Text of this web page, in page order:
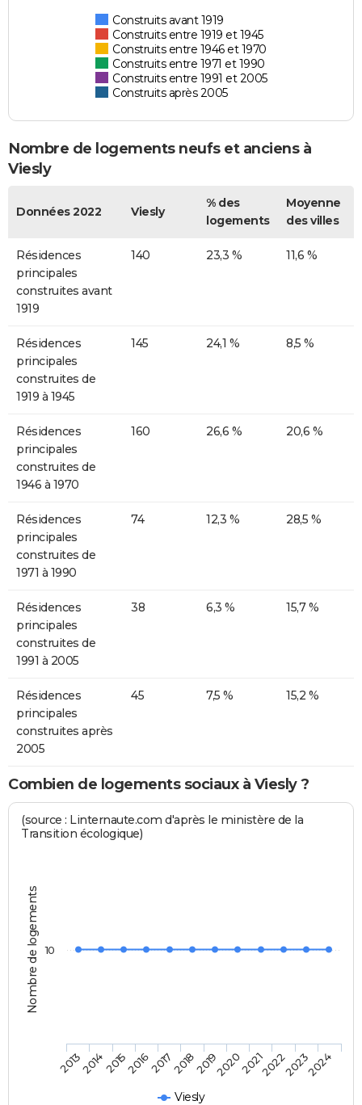
Construits avant 1919
Construits entre 1919 et 1945
Construits entre 1946 et 1970
Construits entre 1971 et 1990
Construits entre 1991 et 2005
Construits après 2005
Nombre de logements neufs et anciens à
Viesly
Données 2022 Viesly
% des
logements
Moyenne
des villes
Résidences
principales
construites avant
1919
140 23,3 % 11,6 %
Résidences
principales
construites de
1919 à 1945
145 24,1 % 8,5 %
Résidences
principales
construites de
1946 à 1970
160 26,6 % 20,6 %
Résidences
principales
construites de
1971 à 1990
74 12,3 % 28,5 %
Résidences
principales
construites de
1991 à 2005
38 6,3 % 15,7 %
Résidences
principales
construites après
2005
45 7,5 % 15,2 %
Combien de logements sociaux à Viesly ?
Nombre de logements
(source : Linternaute.com d'après le ministère de la
Transition écologique)
Viesly
201320142015201620172018201920202021202220232024
10